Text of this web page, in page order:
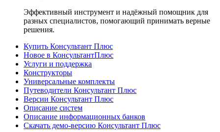
Эффективный инструмент и надёжный помощник для
разных специалистов, помогающий принимать верные
решения.
Купить Консультант Плюс
Новое в КонсультантПлюс
Услуги и поддержка
Конструкторы
Универсальные комплекты
Путеводители Консультант Плюс
Версии Консультант Плюс
Описание систем
Описание информационных банков
Скачать демо-версию Консультант Плюс